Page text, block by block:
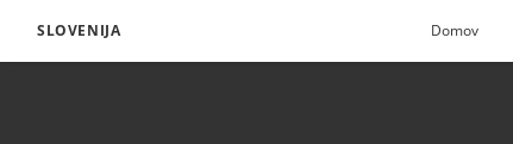
SLOVENIJA Domov